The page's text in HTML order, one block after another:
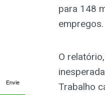
para 148
empregos.
O
Trabalho
Envie